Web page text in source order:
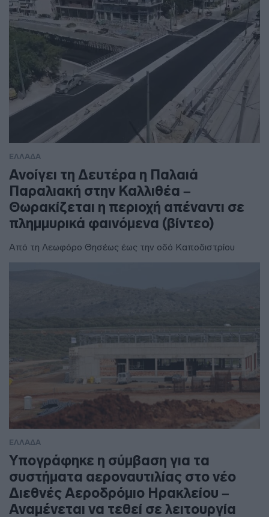
ΕΛΛΑΔΑ
Ανοίγει τη Δευτέρα η Παλαιά
Παραλιακή στην Καλλιθέα –
Θωρακίζεται η περιοχή απέναντι σε
πλημμυρικά φαινόμενα (βίντεο)
Από τη Λεωφόρο Θησέως έως την οδό Καποδιστρίου
ΕΛΛΑΔΑ
Υπογράφηκε η σύμβαση για τα
συστήματα αεροναυτιλίας στο νέο
Διεθνές Αεροδρόμιο Ηρακλείου –
Αναμένεται να τεθεί σε λειτουργία